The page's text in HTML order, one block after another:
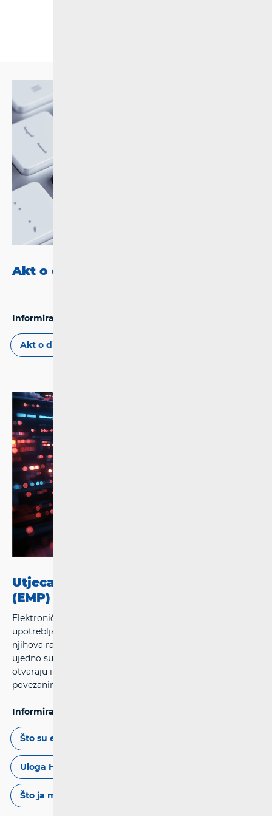
Akt o digitalnim uslugama
Informiraj se:
Akt o digitalnim uslugama
Utjecaj elektromagnetskih polja
(EMP)
Elektronički uređaji i bežične komunikacije se
upotrebljavaju u svakodnevnom životu već duže vrijeme i
njihova raširenost sve više raste. Osim što su korisni,
ujedno su i izvori elektromagnetskih polja, čime se
otvaraju i pitanja o mogućim zdravstvenim rizicima
povezanima s izlaganjem elektromagnetskim poljima.
Informiraj se:
Što su elektromagnetska polja?
Uloga HAKOM-a
Što ja mogu učiniti?